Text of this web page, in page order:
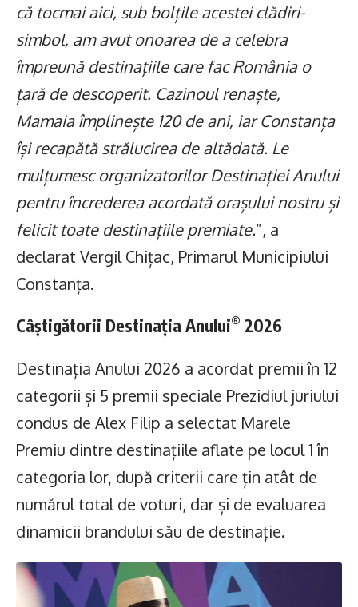
că tocmai aici, sub bolțile acestei clădiri-
simbol, am avut onoarea de a celebra
împreună destinațiile care fac România o
țară de descoperit. Cazinoul renaște,
Mamaia împlinește 120 de ani, iar Constanța
își recapătă strălucirea de altădată. Le
mulțumesc organizatorilor Destinației Anului
pentru încrederea acordată orașului nostru și
felicit toate destinațiile premiate.”, a
declarat Vergil Chițac, Primarul Municipiului
Constanța.
Câștigătorii Destinația Anului® 2026
Destinația Anului 2026 a acordat premii în 12
categorii și 5 premii speciale Prezidiul juriului
condus de Alex Filip a selectat Marele
Premiu dintre destinațiile aflate pe locul 1 în
categoria lor, după criterii care țin atât de
numărul total de voturi, dar și de evaluarea
dinamicii brandului său de destinație.